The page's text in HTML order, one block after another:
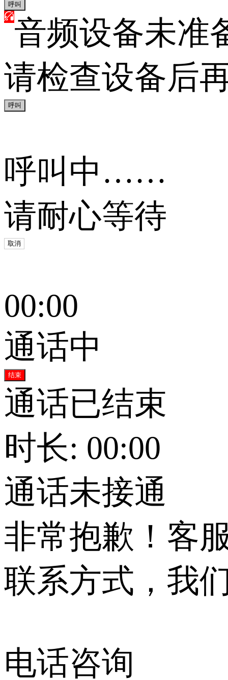
呼叫
音频设备未准
请检查设备后
呼叫
呼叫中……
请耐心等待
取消
00:00
通话中
结束
通话已结束
时长: 00:00
通话未接通
非常抱歉！客
联系方式，我
电话咨询